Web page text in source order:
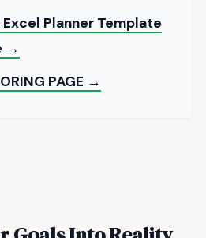
Planner Template
→
PAGE →